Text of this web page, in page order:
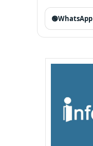
🟢WhatsApp